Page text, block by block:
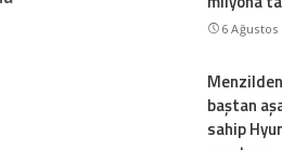
6 Ağustos
baştan
sahip